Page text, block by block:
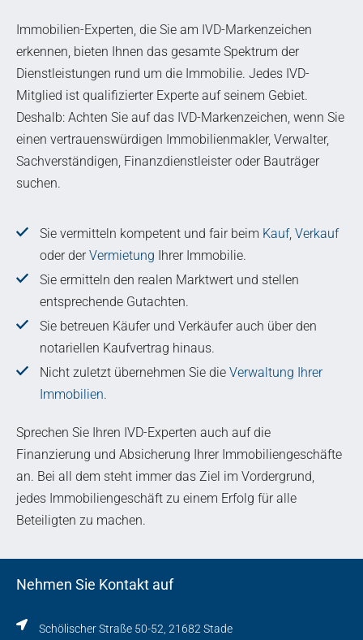
Immobilien-Experten, die Sie am IVD-Markenzeichen
erkennen, bieten Ihnen das gesamte Spektrum der
Dienstleistungen rund um die Immobilie. Jedes IVD-
Mitglied ist qualifizierter Experte auf seinem Gebiet.
Deshalb: Achten Sie auf das IVD-Markenzeichen, wenn Sie
einen vertrauenswürdigen Immobilienmakler, Verwalter,
Sachverständigen, Finanzdienstleister oder Bauträger
suchen.
Sie vermitteln kompetent und fair beim Kauf, Verkauf
oder derVermietung Ihrer Immobilie.
Sie ermitteln den realen Marktwert und stellen
entsprechende Gutachten.
Sie betreuen Käufer und Verkäufer auch über den
notariellen Kaufvertrag hinaus.
Nicht zuletzt übernehmen Sie die Verwaltung Ihrer
Immobilien.
Sprechen Sie Ihren IVD-Experten auch auf die
Finanzierung und Absicherung Ihrer Immobiliengeschäfte
an. Bei all dem steht immer das Ziel im Vordergrund,
jedes Immobiliengeschäft zu einem Erfolg für alle
Beteiligten zu machen.
Nehmen Sie Kontakt auf
Schölischer Straße 50-52, 21682 Stade